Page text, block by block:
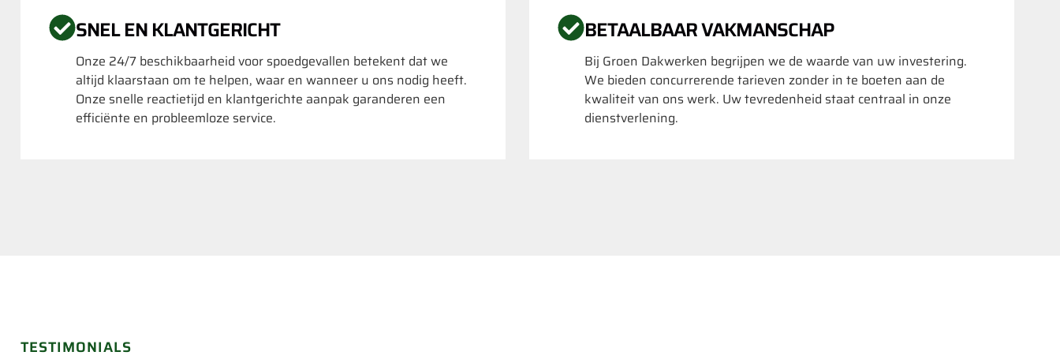
SNEL EN KLANTGERICHT
Onze 24/7 beschikbaarheid voor spoedgevallen betekent dat we
altijd klaarstaan om te helpen, waar en wanneer u ons nodig heeft.
Onze snelle reactietijd en klantgerichte aanpak garanderen een
efficiënte en probleemloze service.
BETAALBAAR VAKMANSCHAP
Bij Groen Dakwerken begrijpen we de waarde van uw investering.
We bieden concurrerende tarieven zonder in te boeten aan de
kwaliteit van ons werk. Uw tevredenheid staat centraal in onze
dienstverlening.
TESTIMONIALS